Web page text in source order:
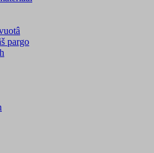
pargo